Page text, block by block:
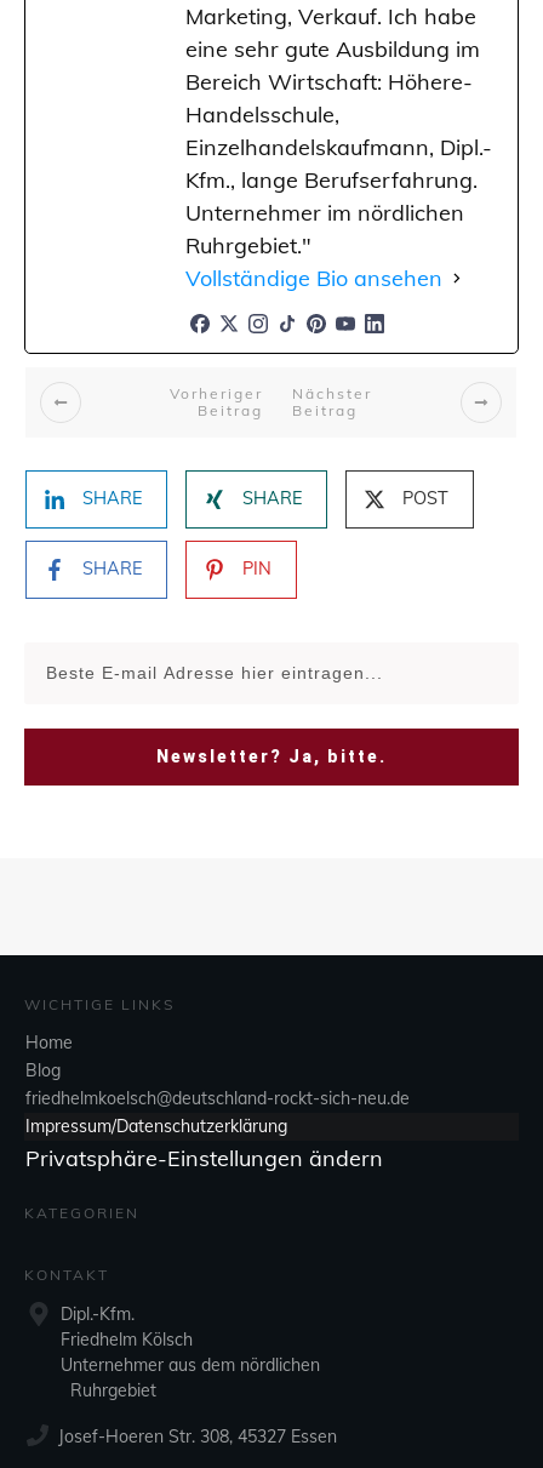
Marketing, Verkauf. Ich habe
eine sehr gute Ausbildung im
Bereich Wirtschaft: Höhere-
Handelsschule,
Einzelhandelskaufmann, Dipl.-
Kfm., lange Berufserfahrung.
Unternehmer im nördlichen
Ruhrgebiet."
Vollständige Bio ansehen
Vorheriger
Beitrag
Nächster
Beitrag
SHARE SHARE POST
SHARE PIN
Newsletter? Ja, bitte.
WICHTIGE LINKS
Home
Blog
friedhelmkoelsch@deutschland-rockt-sich-neu.de
Impressum/Datenschutzerklärung
Privatsphäre-Einstellungen ändern
KATEGORIEN
KONTAKT
Dipl.-Kfm.
Friedhelm Kölsch
Unternehmer aus dem nördlichen
Ruhrgebiet
Josef-Hoeren Str. 308, 45327 Essen